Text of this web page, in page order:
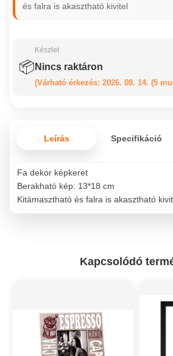
és falra is akasztható kivitel
📦
Készlet
Nincs raktáron
(Várható érkezés: 2026. 08. 14. (5
Leírás Specifikáció
Fa dekor képkeret
Berakható kép: 13*18 cm
Kitámasztható és falra is akasztható
Kapcsolódó